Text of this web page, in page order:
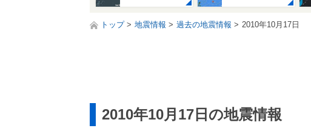
トップ 地震情報 過去の地震情報 2010年10月17日
2010年10月17日の地震情報